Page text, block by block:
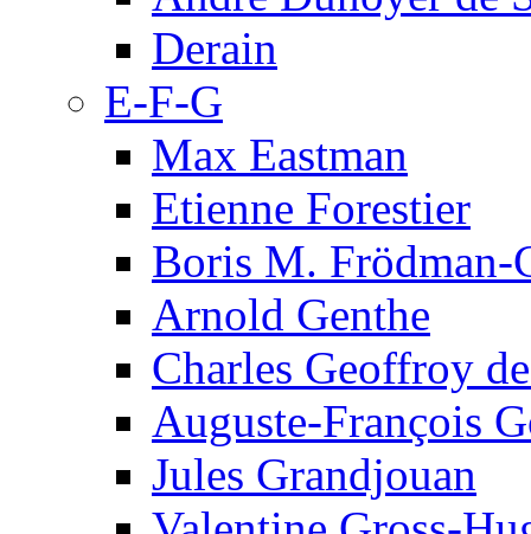
Derain
E-F-G
Max Eastman
Etienne Forestier
Boris M. Frödman-
Arnold Genthe
Charles Geoffroy
Auguste-François
Jules Grandjouan